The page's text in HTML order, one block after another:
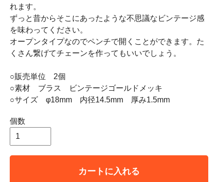
れます。
ずっと昔からそこにあったような不思議なビンテージ感
を味わってください。
オープンタイプなのでペンチで開くことができます。た
くさん繋げてチェーンを作ってもいいでしょう。
○販売単位 2個
○素材 ブラス ビンテージゴールドメッキ
○サイズ φ18mm 内径14.5mm 厚み1.5mm
個数
カートに入れる